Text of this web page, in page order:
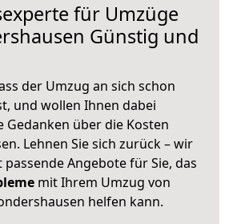
für Umzüge
Günstig und
der Umzug an sich schon
und wollen Ihnen dabei
Gedanken über die Kosten
Lehnen Sie sich zurück – wir
Angebote für Sie, das
mit Ihrem Umzug von
helfen kann.